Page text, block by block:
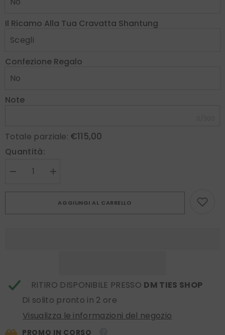
Il Ricamo Alla Tua Cravatta Shantung
Confezione Regalo
Note
Totale parziale: €115,00
Quantità:
Diminuire
quantità
3
Aumenta
quantità
Cravatta
3
AGGIUNGI AL CARRELLO
RITIRO DISPONIBILE PRESSO DM TIES SHOP
Di solito pronto in 2 ore
Visualizza le informazioni del negozio
PROMO IN CORSO